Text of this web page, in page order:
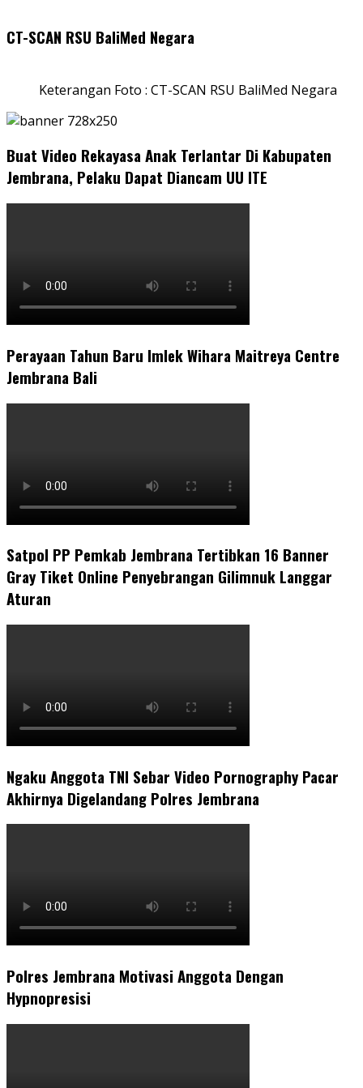
CT-SCAN RSU BaliMed Negara
Keterangan Foto : CT-SCAN RSU BaliMed Negara
Buat Video Rekayasa Anak Terlantar Di Kabupaten
Jembrana, Pelaku Dapat Diancam UU ITE
Perayaan Tahun Baru Imlek Wihara Maitreya Centre
Jembrana Bali
Satpol PP Pemkab Jembrana Tertibkan 16 Banner
Gray Tiket Online Penyebrangan Gilimnuk Langgar
Aturan
Ngaku Anggota TNI Sebar Video Pornography Pacar
Akhirnya Digelandang Polres Jembrana
Polres Jembrana Motivasi Anggota Dengan
Hypnopresisi